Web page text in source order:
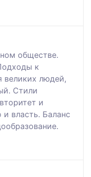
обществе.
к
великих людей,
Стили
и
власть. Баланс